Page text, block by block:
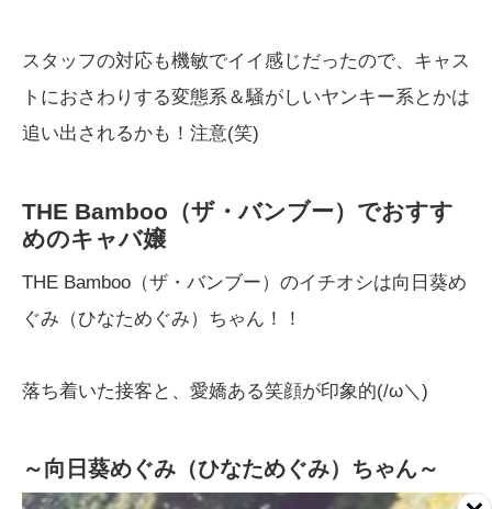
スタッフの対応も機敏でイイ感じだったので、キャス
トにおさわりする変態系＆騒がしいヤンキー系とかは
追い出されるかも！注意(笑)
THE Bamboo（ザ・バンブー）でおすす
めのキャバ嬢
THE Bamboo（ザ・バンブー）のイチオシは向日葵め
ぐみ（ひなためぐみ）ちゃん！！
落ち着いた接客と、愛嬌ある笑顔が印象的(/ω＼)
～向日葵めぐみ（ひなためぐみ）ちゃん～